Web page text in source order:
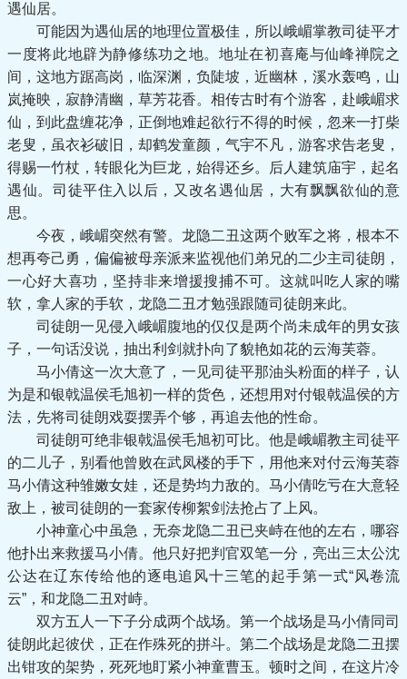
遇仙居。
可能因为遇仙居的地理位置极佳，所以峨嵋掌教司徒平才
一度将此地辟为静修练功之地。地址在初喜庵与仙峰禅院之
间，这地方踞高岗，临深渊，负陡坡，近幽林，溪水轰鸣，山
岚掩映，寂静清幽，草芳花香。相传古时有个游客，赴峨嵋求
仙，到此盘缠花净，正倒地难起欲行不得的时候，忽来一打柴
老叟，虽衣衫破旧，却鹤发童颜，气宇不凡，游客求告老叟，
得赐一竹杖，转眼化为巨龙，始得还乡。后人建筑庙宇，起名
遇仙。司徒平住入以后，又改名遇仙居，大有飘飘欲仙的意
思。
今夜，峨嵋突然有警。龙隐二丑这两个败军之将，根本不
想再夸己勇，偏偏被母亲派来监视他们弟兄的二少主司徒朗，
一心好大喜功，坚持非来增援搜捕不可。这就叫吃人家的嘴
软，拿人家的手软，龙隐二丑才勉强跟随司徒朗来此。
司徒朗一见侵入峨嵋腹地的仅仅是两个尚未成年的男女孩
子，一句话没说，抽出利剑就扑向了貌艳如花的云海芙蓉。
马小倩这一次大意了，一见司徒平那油头粉面的样子，认
为是和银戟温侯毛旭初一样的货色，还想用对付银戟温侯的方
法，先将司徒朗戏耍摆弄个够，再追去他的性命。
司徒朗可绝非银戟温侯毛旭初可比。他是峨嵋教主司徒平
的二儿子，别看他曾败在武凤楼的手下，用他来对付云海芙蓉
马小倩这种雏嫩女娃，还是势均力敌的。马小倩吃亏在大意轻
敌上，被司徒朗的一套家传柳絮剑法抢占了上风。
小神童心中虽急，无奈龙隐二丑已夹峙在他的左右，哪容
他扑出来救援马小倩。他只好把判官双笔一分，亮出三太公沈
公达在辽东传给他的逐电追风十三笔的起手第一式“风卷流
云”，和龙隐二丑对峙。
双方五人一下子分成两个战场。第一个战场是马小倩同司
徒朗此起彼伏，正在作殊死的拼斗。第二个战场是龙隐二丑摆
出钳攻的架势，死死地盯紧小神童曹玉。顿时之间，在这片冷